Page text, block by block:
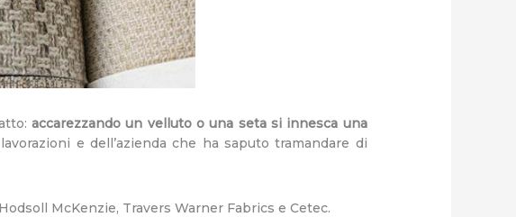
accarezzando un velluto o una seta si innesca una
e dell’azienda che ha saputo tramandare di
McKenzie, Travers Warner Fabrics e Cetec.